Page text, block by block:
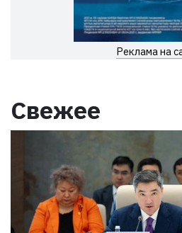
Реклама на
Свежее